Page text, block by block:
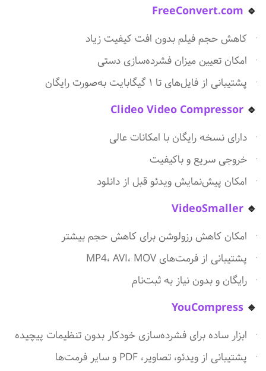
🔹
FreeConvert.com
کاهش حجم فیلم بدون افت کیفیت زیاد
امکان تعیین میزان فشرده‌سازی دستی
پشتیبانی از فایل‌های تا ۱ گیگابایت به‌صورت رایگان
🔹
Clideo Video Compressor
دارای نسخه رایگان با امکانات عالی
خروجی سریع و باکیفیت
امکان پیش‌نمایش ویدئو قبل از دانلود
🔹
VideoSmaller
امکان کاهش رزولوشن برای کاهش حجم بیشتر
پشتیبانی از فرمت‌های MP4، AVI، MOV
رایگان و بدون نیاز به ثبت‌نام
🔹
YouCompress
ابزار ساده برای فشرده‌سازی خودکار بدون تنظیمات پیچیده
پشتیبانی از ویدئو، تصاویر، PDF و سایر فرمت‌ها